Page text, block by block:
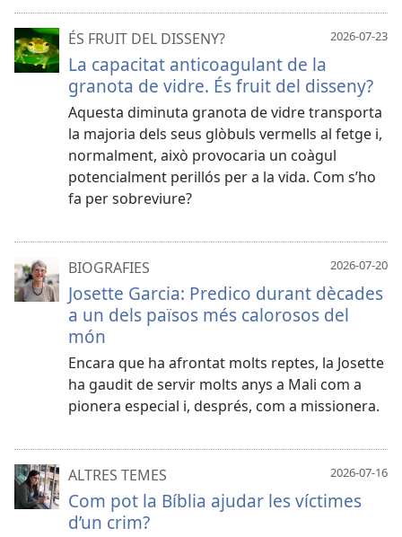
2026-07-23
ÉS FRUIT DEL DISSENY?
La capacitat anticoagulant de la
granota de vidre. És fruit del disseny?
Aquesta diminuta granota de vidre transporta
la majoria dels seus glòbuls vermells al fetge i,
normalment, això provocaria un coàgul
potencialment perillós per a la vida. Com s’ho
fa per sobreviure?
2026-07-20
BIOGRAFIES
Josette Garcia: Predico durant dècades
a un dels països més calorosos del
món
Encara que ha afrontat molts reptes, la Josette
ha gaudit de servir molts anys a Mali com a
pionera especial i, després, com a missionera.
2026-07-16
ALTRES TEMES
Com pot la Bíblia ajudar les víctimes
d’un crim?